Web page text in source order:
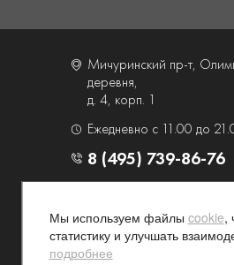
Мичуринский пр-т,
деревня,
д. 4, корп. 1
Ежедневно с 11.00 до
8 (495) 739-86-76
Контакты и схема проезда
Программа лояльности
Мы используем файлы cookie,
статистику и улучшать
подробнее